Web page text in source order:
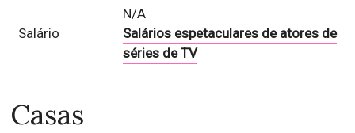
Salário
N/A
Salários espetaculares de atores de
séries de TV
Casas